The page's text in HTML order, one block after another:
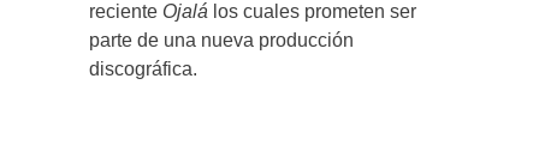
reciente Ojalá los cuales prometen ser
parte de una nueva producción
discográfica.